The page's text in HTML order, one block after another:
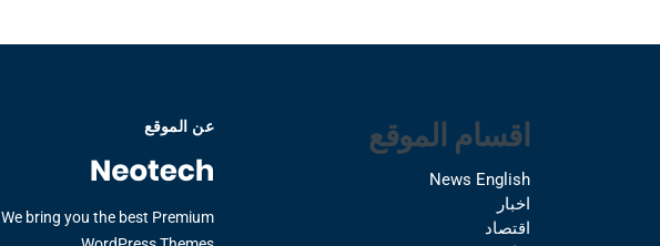
اقسام الموقع
News English
اخبار
اقتصاد
عن الموقع
We bring you the best Premium